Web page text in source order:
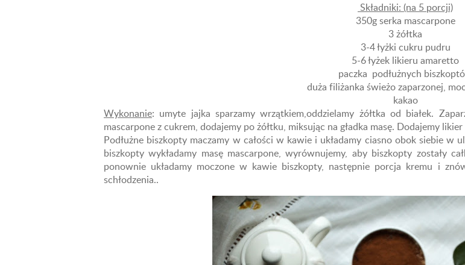
Składniki: (na 5 porcji)
350g serka mascarpone
3 żółtka
3-4 łyżki cukru pudru
5-6 łyżek likieru amaretto
paczka podłużnych
duża filiżanka świeżo zaparzonej,
kakao
Wykonanie: umyte jajka sparzamy wrzątkiem,oddzielamy żółtka od białek.
mascarpone z cukrem, dodajemy po żółtku, miksując na gładka masę. Dodajemy
Podłużne biszkopty maczamy w całości w kawie i układamy ciasno obok siebie
biszkopty wykładamy masę mascarpone, wyrównujemy, aby biszkopty zostały
ponownie układamy moczone w kawie biszkopty, następnie porcja kremu i
schłodzenia..